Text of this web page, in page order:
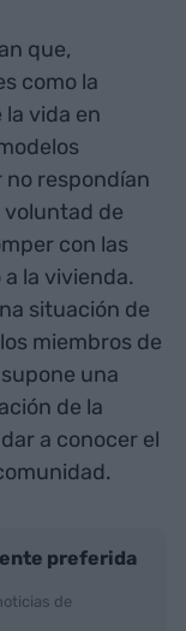
que,
como la
vida en
respondían
voluntad de
con las
la vivienda.
situación de
miembros de
una
de la
a conocer el
preferida
de